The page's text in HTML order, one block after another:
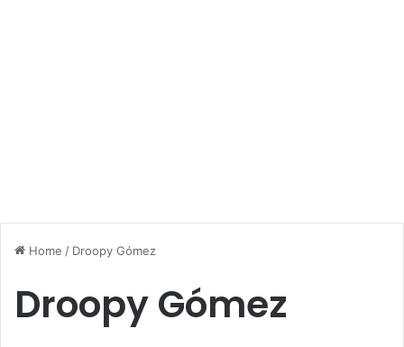
Home / Droopy Gómez
Droopy Gómez